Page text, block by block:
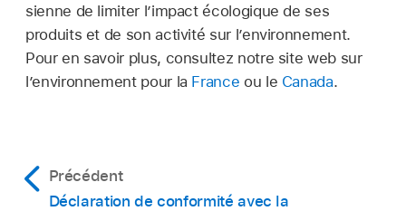
sienne de limiter l’impact écologique de ses
produits et de son activité sur l’environnement.
Pour en savoir plus, consultez notre site web sur
l’environnement pour la France ou le Canada.
Précédent
Déclaration de conformité avec la